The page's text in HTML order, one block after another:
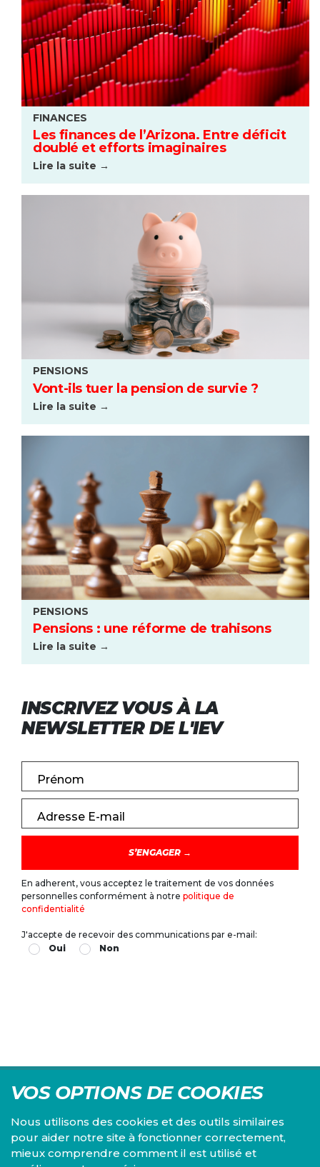
FINANCES
Les finances de l’Arizona. Entre déficit
doublé et efforts imaginaires
Lire la suite →
PENSIONS
Vont-ils tuer la pension de survie ?
Lire la suite →
PENSIONS
Pensions : une réforme de trahisons
Lire la suite →
INSCRIVEZ VOUS À LA
NEWSLETTER DE L'IEV
Prénom
Adresse E-mail
En adherent, vous acceptez le traitement de vos données
personnelles conformément à notre politique de
confidentialité
J'accepte de recevoir des communications par e-mail:
Oui
Non
VOS OPTIONS DE COOKIES
Nous utilisons des cookies et des outils similaires
pour aider notre site à fonctionner correctement,
mieux comprendre comment il est utilisé et
Centre d'études du PS, l'Institut Emile Vandervelde se